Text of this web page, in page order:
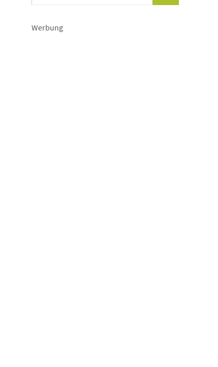
Werbung